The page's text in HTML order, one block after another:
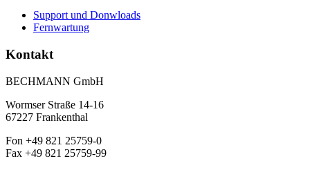
Support und Donwloads
Fernwartung
Kontakt
BECHMANN GmbH
Wormser Straße 14-16
67227 Frankenthal
Fon +49 821 25759-0
Fax +49 821 25759-99